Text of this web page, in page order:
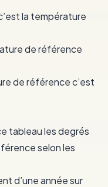
la température
de référence
de référence c’est
tableau les degrés
selon les
d’une année sur